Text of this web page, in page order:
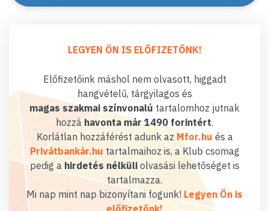
LEGYEN ÖN IS ELŐFIZETŐNK!
Előfizetőink máshol nem olvasott, higgadt
hangvételű, tárgyilagos és
magas szakmai színvonalú tartalomhoz jutnak
hozzáhavonta már 1490 forintért.
Korlátlan hozzáférést adunk az Mfor.hu és a
Privátbankár.hu tartalmaihoz is, a Klub csomag
pedig a hirdetés nélküliolvasási lehetőséget is
tartalmazza.
Mi nap mint nap bizonyítani fogunk! Legyen Ön is
előfizetőnk!